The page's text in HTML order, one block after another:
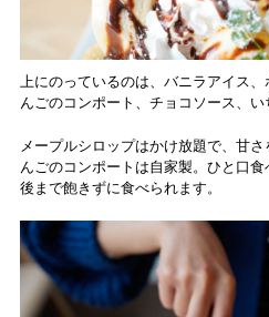
上にのっているのは、バニラアイス
んごのコンポート、チョコソース、い
メープルシロップはかけ放題で、甘
んごのコンポートは自家製。ひと口
後まで飽きずに食べられます。